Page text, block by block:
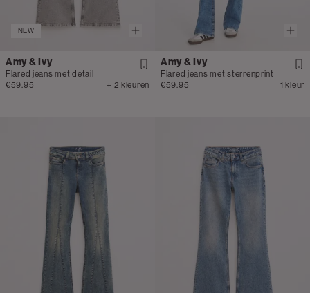
NEW
Amy & Ivy
Flared jeans met detail
€59.95
+ 2 kleuren
Amy & Ivy
Flared jeans met sterrenprint
€59.95
1 kleur